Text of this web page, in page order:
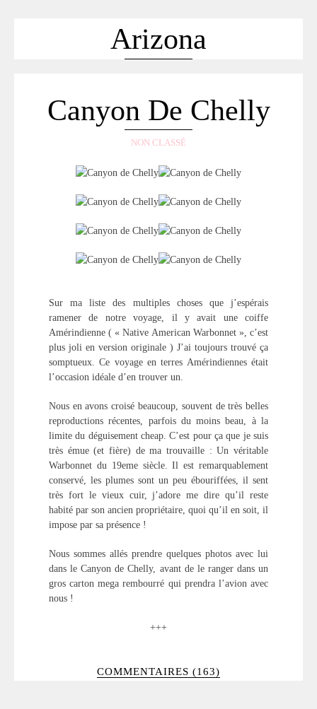
VOYAGES
ARCHIVES
Arizona
Canyon De Chelly
NON CLASSÉ
Sur ma liste des multiples choses que j’espérais
ramener de notre voyage, il y avait une coiffe
Amérindienne ( « Native American Warbonnet », c’est
plus joli en version originale ) J’ai toujours trouvé ça
somptueux. Ce voyage en terres Amérindiennes était
l’occasion idéale d’en trouver un.
Nous en avons croisé beaucoup, souvent de très belles
reproductions récentes, parfois du moins beau, à la
limite du déguisement cheap. C’est pour ça que je suis
très émue (et fière) de ma trouvaille : Un véritable
Warbonnet du 19eme siècle. Il est remarquablement
conservé, les plumes sont un peu ébouriffées, il sent
très fort le vieux cuir, j’adore me dire qu’il reste
habité par son ancien propriétaire, quoi qu’il en soit, il
impose par sa présence !
Nous sommes allés prendre quelques photos avec lui
dans le Canyon de Chelly, avant de le ranger dans un
gros carton mega rembourré qui prendra l’avion avec
nous !
+++
COMMENTAIRES (163)